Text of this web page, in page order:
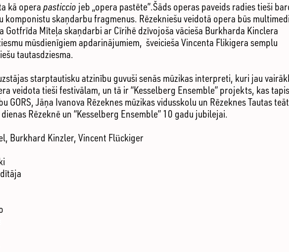
kā opera pasticcio jeb „opera pastēte”.Šāds operas paveids radies tieši
komponistu skaņdarbu fragmenus. Rēzekniešu veidotā opera būs
Gotfrīda Mīteļa skaņdarbi ar Cīrihē dzīvojoša vācieša Burkharda Kinclera
mūsdienīgiem apdarinājumiem, šveicieša Vincenta Flikigera semplu
tautasdziesma.
starptautisku atzinību guvuši senās mūzikas interpreti, kuri jau
veidota tieši festivālam, un tā ir “Kesselberg Ensemble” projekts, kas
GORS, Jāņa Ivanova Rēzeknes mūzikas vidusskolu un Rēzeknes Tautas
Rēzeknē un “Kesselberg Ensemble” 10 gadu jubilejai.
Burkhard Kinzler, Vincent Flückiger